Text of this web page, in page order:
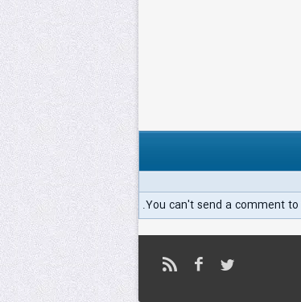
You can't send a comment